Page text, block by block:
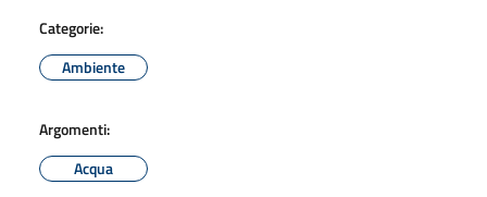
Categorie:
Ambiente
Argomenti:
Acqua